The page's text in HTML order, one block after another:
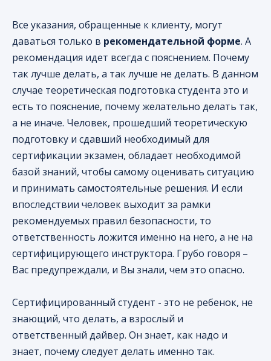
Все указания, обращенные к клиенту, могут
даваться только в рекомендательной форме. А
рекомендация идет всегда с пояснением. Почему
так лучше делать, а так лучше не делать. В данном
случае теоретическая подготовка студента это и
есть то пояснение, почему желательно делать так,
а не иначе. Человек, прошедший теоретическую
подготовку и сдавший необходимый для
сертификации экзамен, обладает необходимой
базой знаний, чтобы самому оценивать ситуацию
и принимать самостоятельные решения. И если
впоследствии человек выходит за рамки
рекомендуемых правил безопасности, то
ответственность ложится именно на него, а не на
сертифицирующего инструктора. Грубо говоря –
Вас предупреждали, и Вы знали, чем это опасно.
Сертифицированный студент - это не ребенок, не
знающий, что делать, а взрослый и
ответственный дайвер. Он знает, как надо и
знает, почему следует делать именно так.